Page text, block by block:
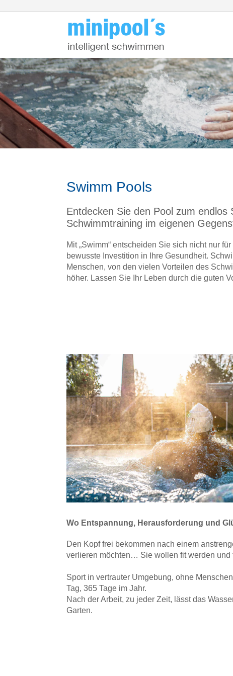
Swimm Pools
Entdecken Sie den Pool zum endlos
Schwimmtraining im eigenen
Mit „Swimm“ entscheiden Sie sich nicht nur
bewusste Investition in Ihre Gesundheit.
Menschen, von den vielen Vorteilen des
höher. Lassen Sie Ihr Leben durch die guten
Wo Entspannung, Herausforderung und
Den Kopf frei bekommen nach einem
verlieren möchten… Sie wollen fit werden und
Sport in vertrauter Umgebung, ohne
Tag, 365 Tage im Jahr.
‍Nach der Arbeit, zu jeder Zeit, lässt das
Garten.